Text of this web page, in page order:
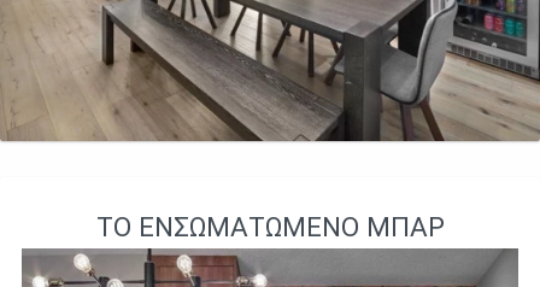
ΤΟ ΕΝΣΩΜΑΤΩΜΈΝΟ ΜΠΑΡ